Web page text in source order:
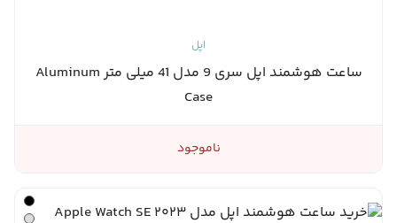
اپل
ساعت هوشمند اپل سری 9 مدل 41 میلی متر Aluminum
Case
ناموجود